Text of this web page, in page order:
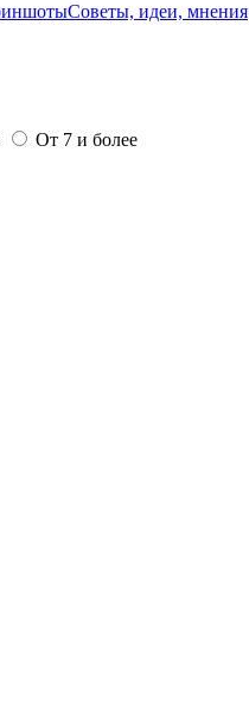
Советы, идеи, мнения
От 7 и более